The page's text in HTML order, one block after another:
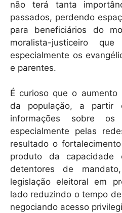
não terá tanta
passados, perdendo
para beneficiários do
moralista-justiceiro
especialmente os
e parentes.
É curioso que o aumento
da população, a partir
informações sobre
especialmente pelas
resultado o
produto da capacidade
detentores de
legislação eleitoral em
lado reduzindo o tempo
negociando acesso